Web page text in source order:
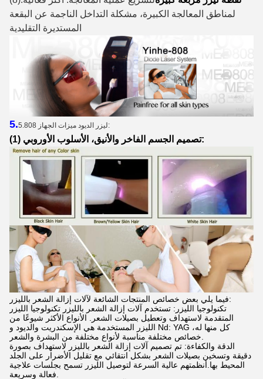
لمناطق المعالجة الكبيرة، مشكلة التداخل الناجمة عن البقعة
المستديرة التقليدية
5. 5.808 ليزر الديود ميزات الجهاز:
(1) تصميم الجسم الفاخر والأنيق، الأسلوب الأوروبي:
فيما يلي بعض خصائص المنتجات الشائعة لآلات إزالة الشعر بالليزر:
تكنولوجيا الليزر: تستخدم آلات إزالة الشعر بالليزر تكنولوجيا الليزر
المتقدمة لاستهداف وتعطيل بصيلات الشعر. الأنواع الأكثر شيوعًا من
الليزر المستخدمة هي الإسكندريت والديود و Nd: YAG ،كل منها له
الدقة والكفاءة: تم تصميم آلات إزالة الشعر بالليزر لاستهداف بصورة
دقيقة وتسخين بصيلات الشعر بشكل انتقائي مع تقليل الأضرار على الجلد
المحيط بها.أنظمتهم عالية السرعة لتوصيل الليزر تسمح بجلسات علاجية